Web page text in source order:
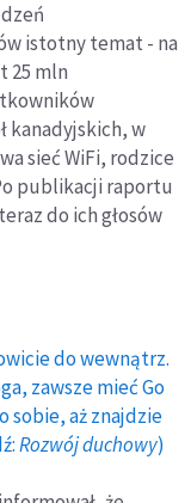
istotny temat - na
25 mln
kanadyjskich, w
sieć WiFi, rodzice
publikacji raportu
do ich głosów
do wewnątrz.
zawsze mieć Go
sobie, aż znajdzie
Rozwój duchowy)